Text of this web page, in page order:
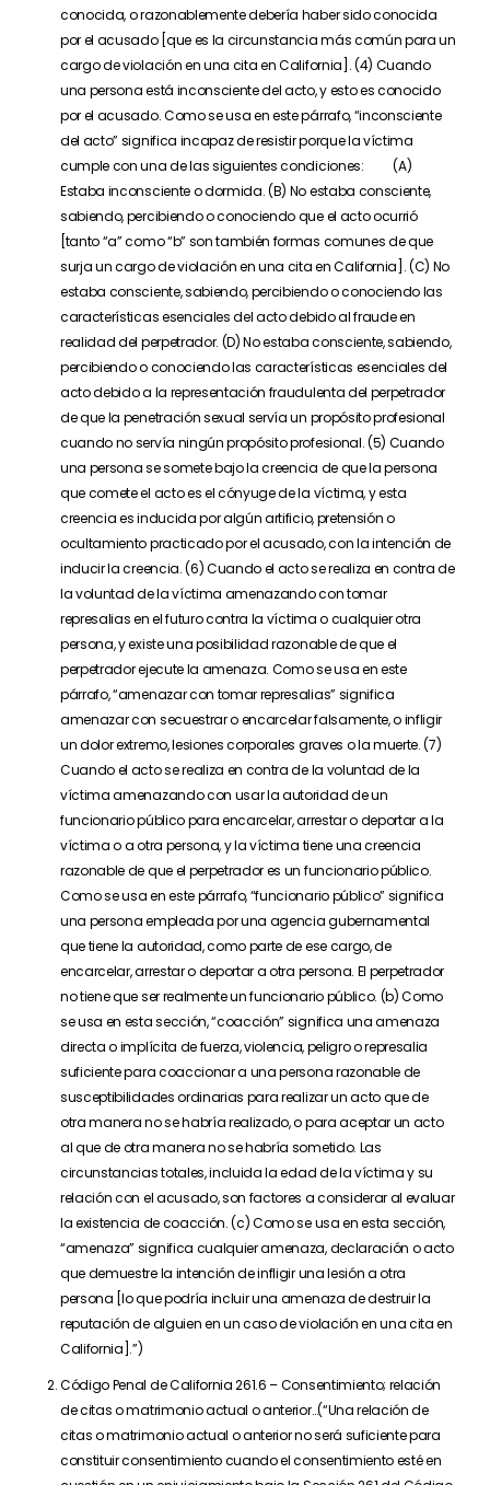
conocida, o razonablemente debería haber sido conocida
por el acusado [que es la circunstancia más común para un
cargo de violación en una cita en California]. (4) Cuando
una persona está inconsciente del acto, y esto es conocido
por el acusado. Como se usa en este párrafo, “inconsciente
del acto” significa incapaz de resistir porque la víctima
cumple con una de las siguientes condiciones: (A)
Estaba inconsciente o dormida. (B) No estaba consciente,
sabiendo, percibiendo o conociendo que el acto ocurrió
[tanto “a” como “b” son también formas comunes de que
surja un cargo de violación en una cita en California]. (C) No
estaba consciente, sabiendo, percibiendo o conociendo las
características esenciales del acto debido al fraude en
realidad del perpetrador. (D) No estaba consciente, sabiendo,
percibiendo o conociendo las características esenciales del
acto debido a la representación fraudulenta del perpetrador
de que la penetración sexual servía un propósito profesional
cuando no servía ningún propósito profesional. (5) Cuando
una persona se somete bajo la creencia de que la persona
que comete el acto es el cónyuge de la víctima, y esta
creencia es inducida por algún artificio, pretensión o
ocultamiento practicado por el acusado, con la intención de
inducir la creencia. (6) Cuando el acto se realiza en contra de
la voluntad de la víctima amenazando con tomar
represalias en el futuro contra la víctima o cualquier otra
persona, y existe una posibilidad razonable de que el
perpetrador ejecute la amenaza. Como se usa en este
párrafo, “amenazar con tomar represalias” significa
amenazar con secuestrar o encarcelar falsamente, o infligir
un dolor extremo, lesiones corporales graves o la muerte. (7)
Cuando el acto se realiza en contra de la voluntad de la
víctima amenazando con usar la autoridad de un
funcionario público para encarcelar, arrestar o deportar a la
víctima o a otra persona, y la víctima tiene una creencia
razonable de que el perpetrador es un funcionario público.
Como se usa en este párrafo, “funcionario público” significa
una persona empleada por una agencia gubernamental
que tiene la autoridad, como parte de ese cargo, de
encarcelar, arrestar o deportar a otra persona. El perpetrador
no tiene que ser realmente un funcionario público. (b) Como
se usa en esta sección, “coacción” significa una amenaza
directa o implícita de fuerza, violencia, peligro o represalia
suficiente para coaccionar a una persona razonable de
susceptibilidades ordinarias para realizar un acto que de
otra manera no se habría realizado, o para aceptar un acto
al que de otra manera no se habría sometido. Las
circunstancias totales, incluida la edad de la víctima y su
relación con el acusado, son factores a considerar al evaluar
la existencia de coacción. (c) Como se usa en esta sección,
“amenaza” significa cualquier amenaza, declaración o acto
que demuestre la intención de infligir una lesión a otra
persona [lo que podría incluir una amenaza de destruir la
reputación de alguien en un caso de violación en una cita en
California].”)
Código Penal de California 261.6 – Consentimiento; relación
de citas o matrimonio actual o anterior…(“Una relación de
citas o matrimonio actual o anterior no será suficiente para
constituir consentimiento cuando el consentimiento esté en